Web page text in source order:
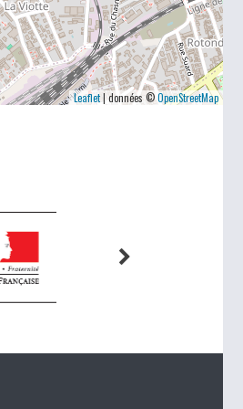
Leaflet| données ©OpenStreetMap